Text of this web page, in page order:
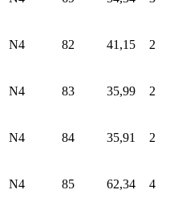
N4 82 41,15 2
N4 83 35,99 2
N4 84 35,91 2
N4 85 62,34 4